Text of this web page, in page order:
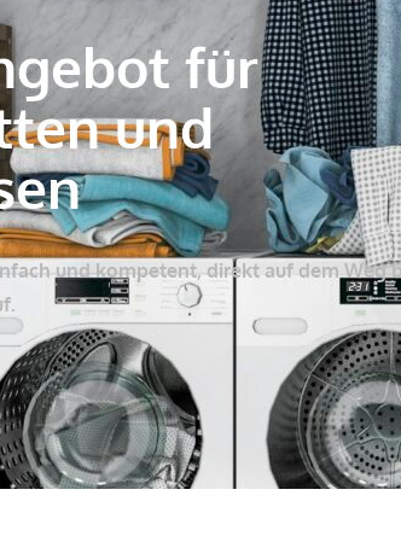
für
und
und kompetent, direkt auf dem Weg